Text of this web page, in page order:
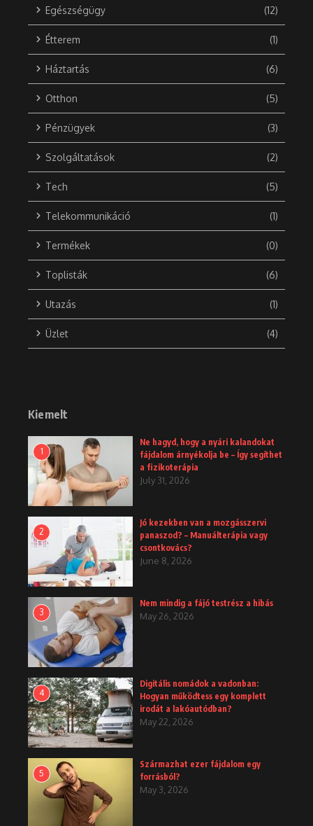
Egészségügy (12)
Étterem (1)
Háztartás (6)
Otthon (5)
Pénzügyek (3)
Szolgáltatások (2)
Tech (5)
Telekommunikáció (1)
Termékek (0)
Toplisták (6)
Utazás (1)
Üzlet (4)
Kiemelt
1
Ne hagyd, hogy a nyári kalandokat
fájdalom árnyékolja be – Így segíthet
a fizikoterápia
July 31, 2026
2
Jó kezekben van a mozgásszervi
panaszod? – Manuálterápia vagy
csontkovács?
June 8, 2026
3
Nem mindig a fájó testrész a hibás
May 26, 2026
4
Digitális nomádok a vadonban:
Hogyan működtess egy komplett
irodát a lakóautódban?
May 22, 2026
5
Származhat ezer fájdalom egy
forrásból?
May 3, 2026